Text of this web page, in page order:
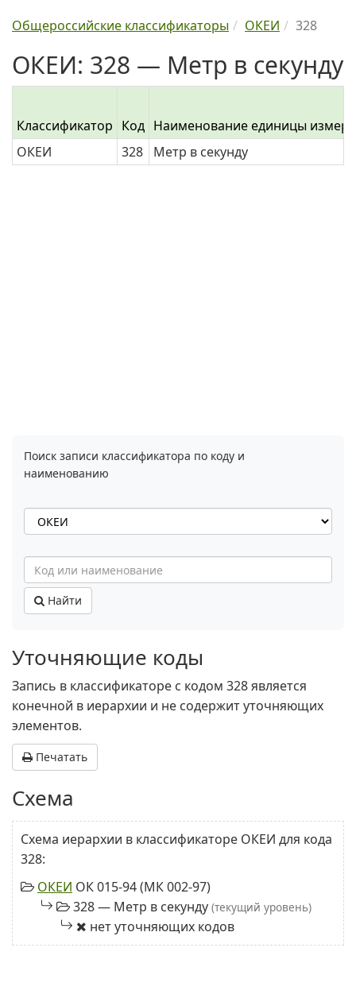
Общероссийские классификаторы ОКЕИ 328
ОКЕИ: 328 — Метр в секунду
Классификатор Код Наименование единицы
ОКЕИ
328 Метр в секунду
Поиск записи классификатора по коду и
наименованию
Найти
Уточняющие коды
Запись в классификаторе с кодом 328 является
конечной в иерархии и не содержит уточняющих
элементов.
Печатать
Схема
Схема иерархии в классификаторе ОКЕИ для кода
328:
ОКЕИ ОК 015-94 (МК 002-97)
328 — Метр в секунду (текущий уровень)
нет уточняющих кодов